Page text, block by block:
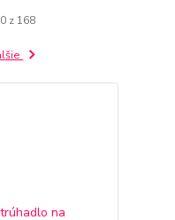
z 168